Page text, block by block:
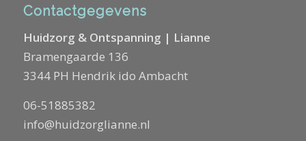
Contactgegevens
Huidzorg & Ontspanning | Lianne
Bramengaarde 136
3344 PH Hendrik ido Ambacht
06-51885382
info@huidzorglianne.nl